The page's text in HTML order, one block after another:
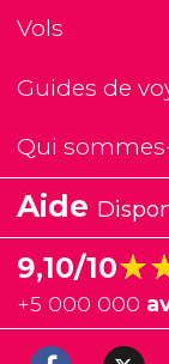
Vols
Guides de
Qui
Aide
9,10/10
+5 000 000